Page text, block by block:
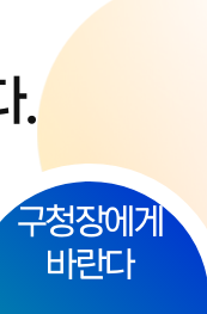
.
구청장에게
바란다